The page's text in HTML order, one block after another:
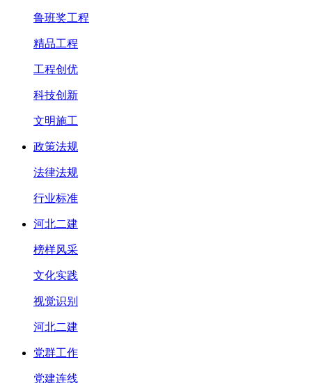
鲁班奖工程
精品工程
工程创优
科技创新
文明施工
政策法规
法律法规
行业标准
河北二建
榜样风采
文化实践
视觉识别
河北二建
党群工作
党建连线